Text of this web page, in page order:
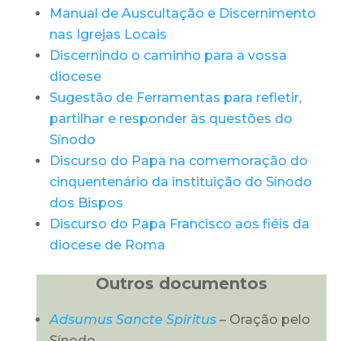
Manual de Auscultação e Discernimento
nas Igrejas Locais
Discernindo o caminho para a vossa
diocese
Sugestão de Ferramentas para refletir,
partilhar e responder às questões do
Sínodo
Discurso do Papa na comemoração do
cinquentenário da instituição do Sínodo
dos Bispos
Discurso do Papa Francisco aos fiéis da
diocese de Roma
Outros documentos
Adsumus Sancte Spiritus– Oração pelo